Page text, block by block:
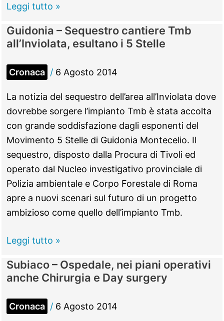
Tivoli
Rivoluzione
Asa,
il
sindaco
mette
al
comando
l’esperto
dei
rifiuti
Francesco
Girardi
Leggi tutto »
Guidonia – Sequestro cantiere Tmb
all’Inviolata, esultano i 5 Stelle
Cronaca / 6 Agosto 2014
La notizia del sequestro dell’area all’Inviolata dove
dovrebbe sorgere l’impianto Tmb è stata accolta
con grande soddisfazione dagli esponenti del
Movimento 5 Stelle di Guidonia Montecelio. Il
sequestro, disposto dalla Procura di Tivoli ed
operato dal Nucleo investigativo provinciale di
Polizia ambientale e Corpo Forestale di Roma
apre a nuovi scenari sul futuro di un progetto
ambizioso come quello dell’impianto Tmb.
Guidonia
Sequestro
cantiere
Tmb
all’Inviolata,
Leggi tutto »
Subiaco – Ospedale, nei piani operativi
anche Chirurgia e Day surgery
Cronaca / 6 Agosto 2014